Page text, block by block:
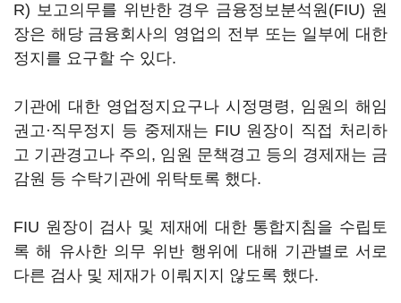
R) 보고의무를 위반한 경우 금융정보분석원(FIU) 원
장은 해당 금융회사의 영업의 전부 또는 일부에 대한
정지를 요구할 수 있다.
기관에 대한 영업정지요구나 시정명령, 임원의 해임
권고·직무정지 등 중제재는 FIU 원장이 직접 처리하
고 기관경고나 주의, 임원 문책경고 등의 경제재는 금
감원 등 수탁기관에 위탁토록 했다.
FIU 원장이 검사 및 제재에 대한 통합지침을 수립토
록 해 유사한 의무 위반 행위에 대해 기관별로 서로
다른 검사 및 제재가 이뤄지지 않도록 했다.